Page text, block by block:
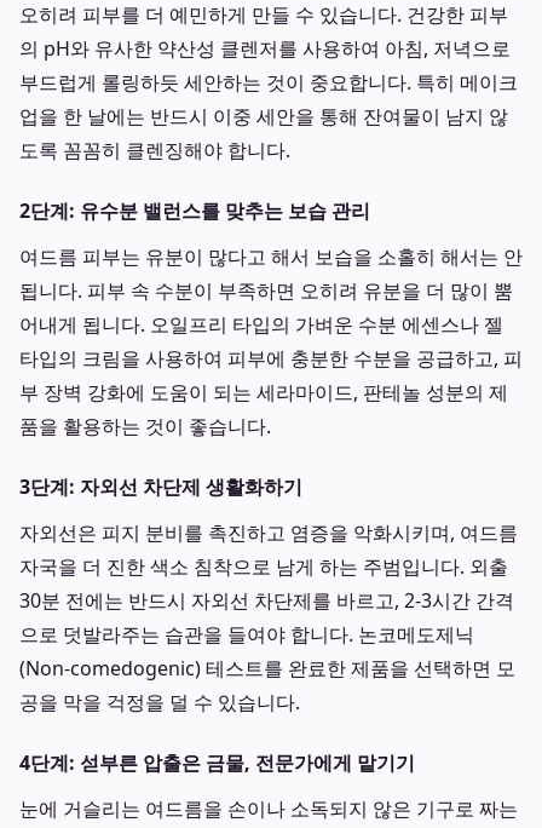
오히려 피부를 더 예민하게 만들 수 있습니다. 건강한 피부
의 pH와 유사한 약산성 클렌저를 사용하여 아침, 저녁으로
부드럽게 롤링하듯 세안하는 것이 중요합니다. 특히 메이크
업을 한 날에는 반드시 이중 세안을 통해 잔여물이 남지 않
도록 꼼꼼히 클렌징해야 합니다.
2단계: 유수분 밸런스를 맞추는 보습 관리
여드름 피부는 유분이 많다고 해서 보습을 소홀히 해서는 안
됩니다. 피부 속 수분이 부족하면 오히려 유분을 더 많이 뿜
어내게 됩니다. 오일프리 타입의 가벼운 수분 에센스나 젤
타입의 크림을 사용하여 피부에 충분한 수분을 공급하고, 피
부 장벽 강화에 도움이 되는 세라마이드, 판테놀 성분의 제
품을 활용하는 것이 좋습니다.
3단계: 자외선 차단제 생활화하기
자외선은 피지 분비를 촉진하고 염증을 악화시키며, 여드름
자국을 더 진한 색소 침착으로 남게 하는 주범입니다. 외출
30분 전에는 반드시 자외선 차단제를 바르고, 2-3시간 간격
으로 덧발라주는 습관을 들여야 합니다. 논코메도제닉
(Non-comedogenic) 테스트를 완료한 제품을 선택하면 모
공을 막을 걱정을 덜 수 있습니다.
4단계: 섣부른 압출은 금물, 전문가에게 맡기기
눈에 거슬리는 여드름을 손이나 소독되지 않은 기구로 짜는